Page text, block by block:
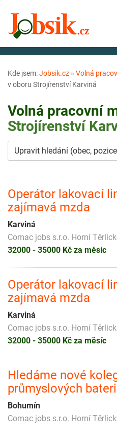
Kde jsem:Jobsik.cz » Volná
v oboru Strojírenství Karviná
Volná pracovní
Strojírenství
Upravit hledání (obec,
Operátor lakovací
zajímavá mzda
Karviná
Comac jobs s.r.o. Horní
32000 - 35000 Kč za měsíc
Operátor lakovací
zajímavá mzda
Karviná
Comac jobs s.r.o. Horní
32000 - 35000 Kč za měsíc
Hledáme nové
průmyslových
Bohumín
Comac jobs s.r.o. Horní